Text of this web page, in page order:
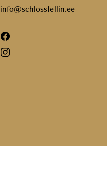
info@schlossfellin.ee